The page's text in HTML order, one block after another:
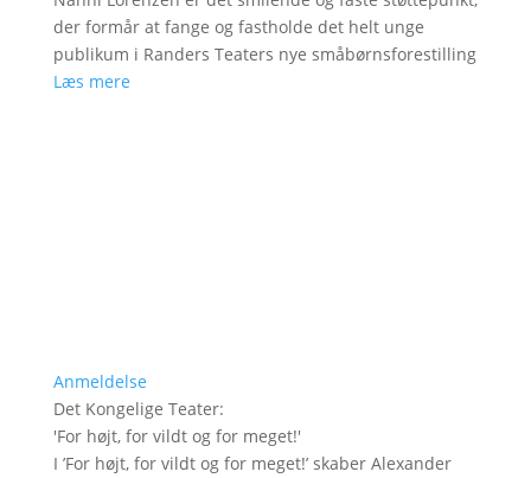
der formår at fange og fastholde det helt unge
publikum i Randers Teaters nye småbørnsforestilling
Læs mere
Anmeldelse
Det Kongelige Teater:
'For højt, for vildt og for meget!'
I ’For højt, for vildt og for meget!’ skaber Alexander